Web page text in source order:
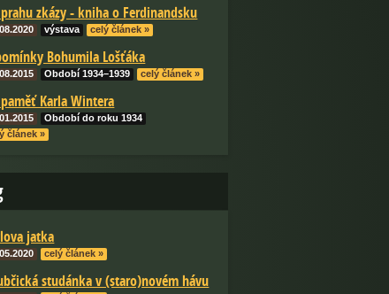
zkázy - kniha o Ferdinandsku
výstava celý článek »
Bohumila Lošťáka
Období 1934–1939 celý článek »
Karla Wintera
Období do roku 1934
článek »
jatka
celý článek »
studánka v (staro)novém hávu